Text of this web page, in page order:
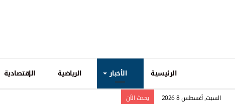
الرئيسية الأخبار الرياضية الإقتصادية
السبت, أغسطس 8 2026 يحدث الاَن